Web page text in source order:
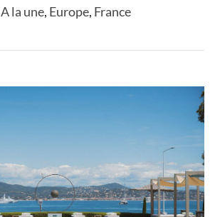
A la une, Europe, France